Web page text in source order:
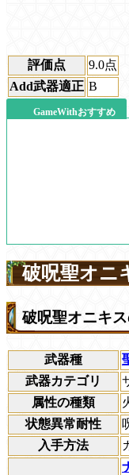
評価点 9.0点
Add武器適正 B
GameWithおすすめ
破呪聖オニ
破呪聖オニキ
武器種
武器カテゴリ
属性の種類
状態異常耐性
入手方法